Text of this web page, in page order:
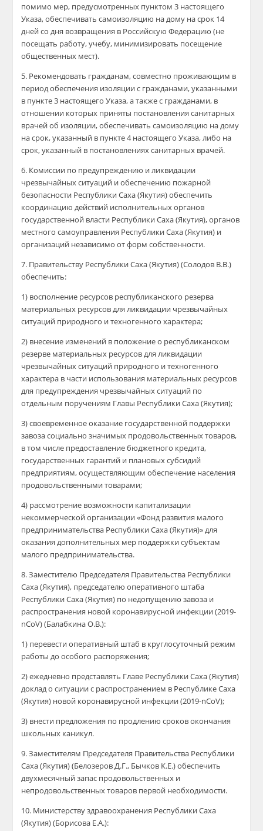
помимо мер, предусмотренных пунктом 3 настоящего
Указа, обеспечивать самоизоляцию на дому на срок 14
дней со дня возвращения в Российскую Федерацию (не
посещать работу, учебу, минимизировать посещение
общественных мест).
5. Рекомендовать гражданам, совместно проживающим в
период обеспечения изоляции с гражданами, указанными
в пункте 3 настоящего Указа, а также с гражданами, в
отношении которых приняты постановления санитарных
врачей об изоляции, обеспечивать самоизоляцию на дому
на срок, указанный в пункте 4 настоящего Указа, либо на
срок, указанный в постановлениях санитарных врачей.
6. Комиссии по предупреждению и ликвидации
чрезвычайных ситуаций и обеспечению пожарной
безопасности Республики Саха (Якутия) обеспечить
координацию действий исполнительных органов
государственной власти Республики Саха (Якутия), органов
местного самоуправления Республики Саха (Якутия) и
организаций независимо от форм собственности.
7. Правительству Республики Саха (Якутия) (Солодов В.В.)
обеспечить:
1) восполнение ресурсов республиканского резерва
материальных ресурсов для ликвидации чрезвычайных
ситуаций природного и техногенного характера;
2) внесение изменений в положение о республиканском
резерве материальных ресурсов для ликвидации
чрезвычайных ситуаций природного и техногенного
характера в части использования материальных ресурсов
для предупреждения чрезвычайных ситуаций по
отдельным поручениям Главы Республики Саха (Якутия);
3) своевременное оказание государственной поддержки
завоза социально значимых продовольственных товаров,
в том числе предоставление бюджетного кредита,
государственных гарантий и плановых субсидий
предприятиям, осуществляющим обеспечение населения
продовольственными товарами;
4) рассмотрение возможности капитализации
некоммерческой организации «Фонд развития малого
предпринимательства Республики Саха (Якутия)» для
оказания дополнительных мер поддержки субъектам
малого предпринимательства.
8. Заместителю Председателя Правительства Республики
Саха (Якутия), председателю оперативного штаба
Республики Саха (Якутия) по недопущению завоза и
распространения новой коронавирусной инфекции (2019-
nCoV) (Балабкина О.В.):
1) перевести оперативный штаб в круглосуточный режим
работы до особого распоряжения;
2) ежедневно представлять Главе Республики Саха (Якутия)
доклад о ситуации с распространением в Республике Саха
(Якутия) новой коронавирусной инфекции (2019-nCoV);
3) внести предложения по продлению сроков окончания
школьных каникул.
9. Заместителям Председателя Правительства Республики
Саха (Якутия) (Белозеров Д.Г., Бычков К.Е.) обеспечить
двухмесячный запас продовольственных и
непродовольственных товаров первой необходимости.
10. Министерству здравоохранения Республики Саха
(Якутия) (Борисова Е.А.):